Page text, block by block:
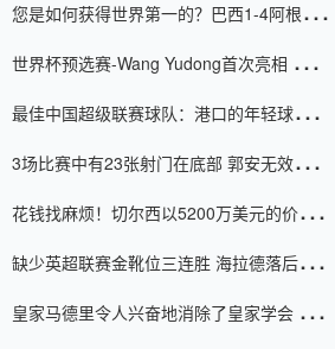
您是如何获得世界第一的？巴西1-4阿根
世界杯预选赛-Wang Yudong首次亮相 中国
最佳中国超级联赛球队：港口的年轻球员在
（Taishan）
3场比赛中有23张射门在底部 郭安无效传球
花钱找麻烦！切尔西以5200万美元的价格
窗口
缺少英超联赛金靴位三连胜 海拉德落后6球
皇家马德里令人兴奋地消除了皇家学会 安